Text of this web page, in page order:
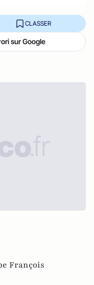
CLASSER
sur Google
François